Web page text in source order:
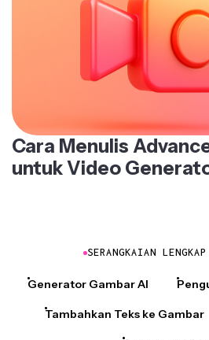
Cara Menulis
untuk Video
SERANGKAIAN
Generator Gambar AI
Tambahkan Teks ke Gambar